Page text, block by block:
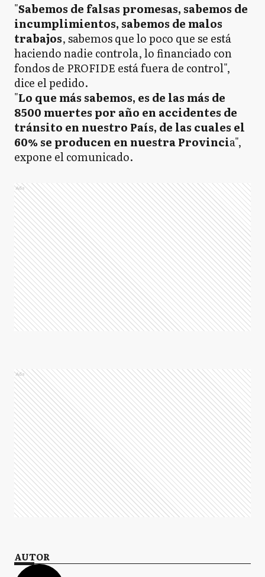
"Sabemos de falsas promesas, sabemos de
incumplimientos, sabemos de malos
trabajos, sabemos que lo poco que se está
haciendo nadie controla, lo financiado con
fondos de PROFIDE está fuera de control",
dice el pedido.
"Lo que más sabemos, es de las más de
8500 muertes por año en accidentes de
tránsito en nuestro País, de las cuales el
60% se producen en nuestra Provincia",
expone el comunicado.
Ads
Ads
AUTOR